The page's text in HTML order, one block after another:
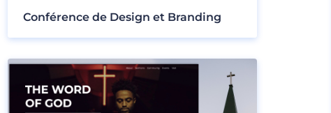
Conférence de Design et Branding